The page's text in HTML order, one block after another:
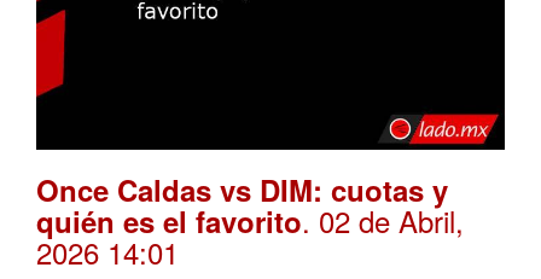
Once Caldas vs DIM: cuotas y
quién es el favorito. 02 de Abril,
2026 14:01